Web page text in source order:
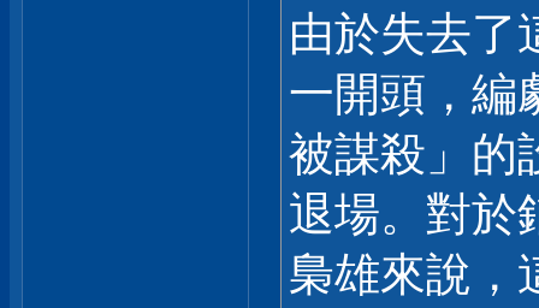
由於失去了
一開頭，編
被謀殺」的
退場。對於
梟雄來說，